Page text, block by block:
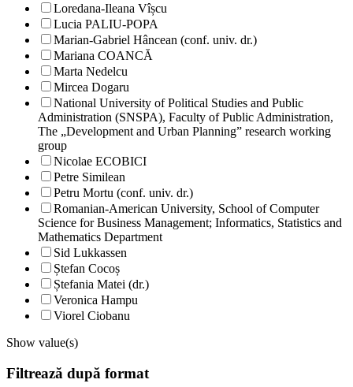
Loredana-Ileana Vîșcu
Lucia PALIU-POPA
Marian-Gabriel Hâncean (conf. univ. dr.)
Mariana COANCĂ
Marta Nedelcu
Mircea Dogaru
National University of Political Studies and Public
Administration (SNSPA), Faculty of Public Administration,
The „Development and Urban Planning” research working
group
Nicolae ECOBICI
Petre Similean
Petru Mortu (conf. univ. dr.)
Romanian-American University, School of Computer
Science for Business Management; Informatics, Statistics and
Mathematics Department
Sid Lukkassen
Ștefan Cocoș
Ștefania Matei (dr.)
Veronica Hampu
Viorel Ciobanu
Show value(s)
Filtrează după format